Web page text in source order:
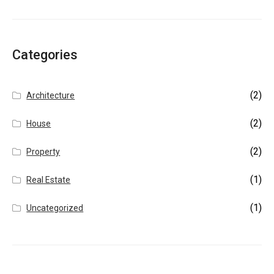
Categories
Architecture (2)
House (2)
Property (2)
Real Estate (1)
Uncategorized (1)